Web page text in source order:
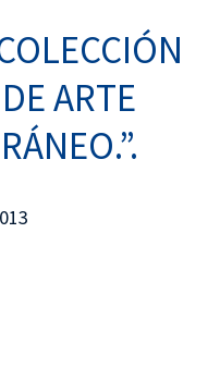
ARTE